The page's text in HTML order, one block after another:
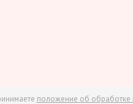
положение об